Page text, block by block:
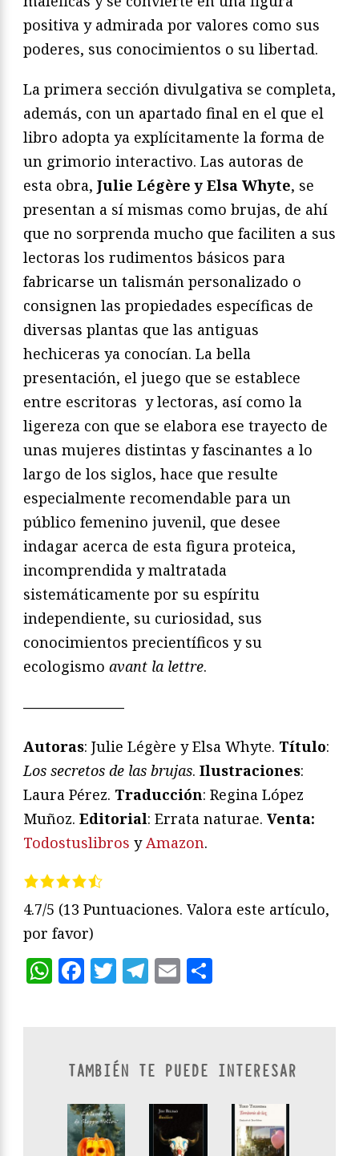
positiva y admirada por valores como sus
poderes, sus conocimientos o su libertad.
La primera sección divulgativa se completa,
además, con un apartado final en el que el
libro adopta ya explícitamente la forma de
un grimorio interactivo. Las autoras de
esta obra, Julie Légère y Elsa Whyte, se
presentan a sí mismas como brujas, de ahí
que no sorprenda mucho que faciliten a sus
lectoras los rudimentos básicos para
fabricarse un talismán personalizado o
consignen las propiedades específicas de
diversas plantas que las antiguas
hechiceras ya conocían. La bella
presentación, el juego que se establece
entre escritoras y lectoras, así como la
ligereza con que se elabora ese trayecto de
unas mujeres distintas y fascinantes a lo
largo de los siglos, hace que resulte
especialmente recomendable para un
público femenino juvenil, que desee
indagar acerca de esta figura proteica,
incomprendida y maltratada
sistemáticamente por su espíritu
independiente, su curiosidad, sus
conocimientos precientíficos y su
ecologismo avant la lettre.
———————
Autoras: Julie Légère y Elsa Whyte. Título:
Los secretos de las brujas. Ilustraciones:
Laura Pérez. Traducción: Regina López
Muñoz. Editorial: Errata naturae. Venta:
Todostuslibros yAmazon.
4.7/5 (13 Puntuaciones. Valora este artículo,
por favor)
WhatsApp
Facebook
Twitter
Telegram
Email
TAMBIÉN TE PUEDE INTERESAR